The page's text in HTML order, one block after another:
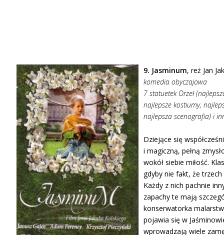
9. Jasminum, reż Jan
komedia obyczajowa
7 statuetek Orzeł
najlepsze kostiumy,
najlepsza scenografia) i
Dziejące się
i magiczną, pełną
wokół siebie miłość.
gdyby nie fakt, że
Każdy z nich pachnie
zapachy te mają
konserwatorka
pojawia się w
wprowadzają wiele